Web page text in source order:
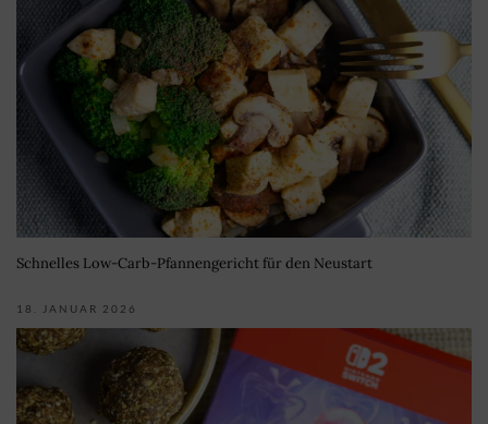
Schnelles Low-Carb-Pfannengericht für den Neustart
18. JANUAR 2026